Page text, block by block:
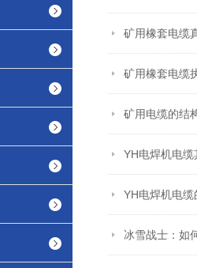
矿用橡套电缆
矿用橡套电缆
矿用电缆的结
YH电焊机电
YH电焊机电
冰雪战士：如